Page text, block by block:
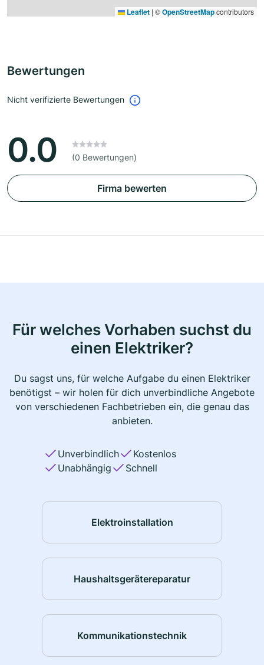
Leaflet | ©OpenStreetMapcontributors
Bewertungen
Nicht verifizierte Bewertungen
0.0 (0 Bewertungen)
Firma bewerten
Für welches Vorhaben suchst du
einen Elektriker?
Du sagst uns, für welche Aufgabe du einen Elektriker
benötigst – wir holen für dich unverbindliche Angebote
von verschiedenen Fachbetrieben ein, die genau das
anbieten.
Unverbindlich
Kostenlos
Unabhängig
Schnell
Elektroinstallation
Haushaltsgerätereparatur
Kommunikationstechnik